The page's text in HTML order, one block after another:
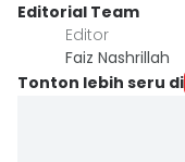
Editorial Team
Editor
Faiz Nashrillah
Tonton lebih seru di